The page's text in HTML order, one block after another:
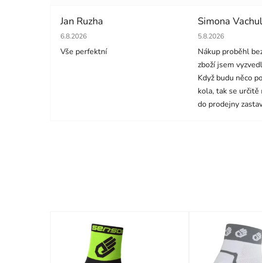
Jan Ruzha
Hodnocení obchodu je 5 z 5 hvězdiček.
6.8.2026
Vše perfektní
Simona
Hodnocení
5.8.2026
Nákup proběhl
zboží jsem
Když budu něco
kola, tak se určitě
do prodejny